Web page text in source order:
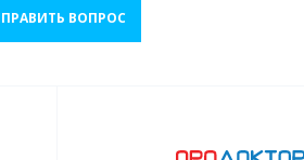
ВОПРОС